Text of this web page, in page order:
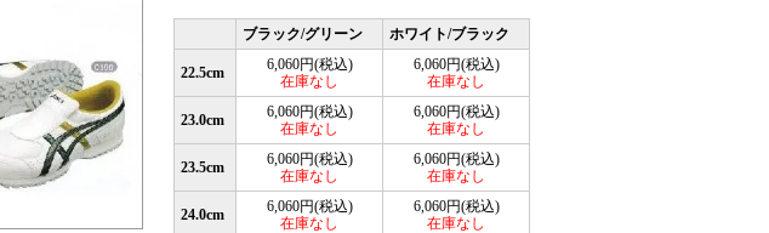
ブラック/グリーン ホワイト/ブラック
22.5cm
6,060円(税込)
在庫なし
6,060円(税込)
在庫なし
23.0cm
6,060円(税込)
在庫なし
6,060円(税込)
在庫なし
23.5cm
6,060円(税込)
在庫なし
6,060円(税込)
在庫なし
24.0cm
6,060円(税込)
在庫なし
6,060円(税込)
在庫なし